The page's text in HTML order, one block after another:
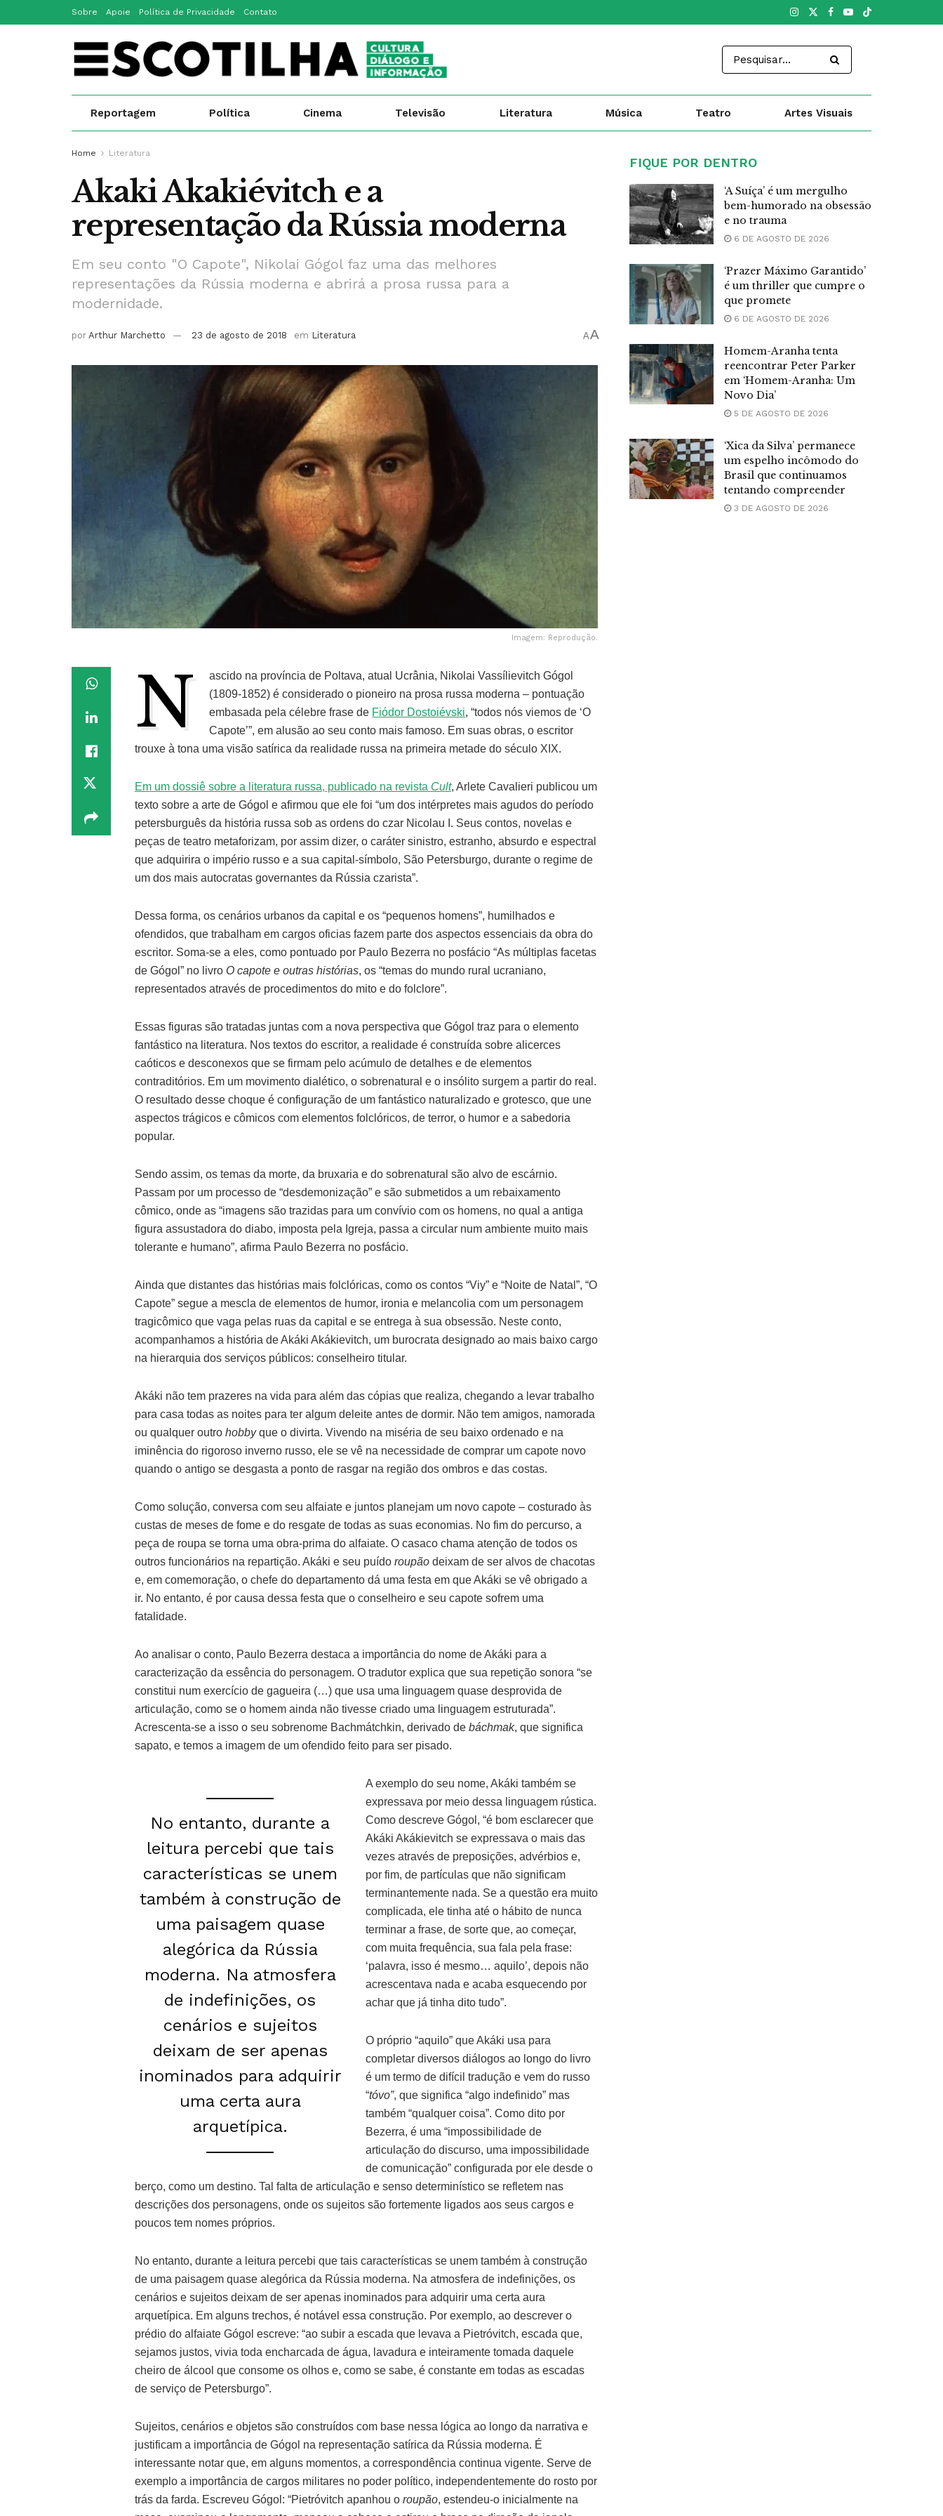
Sobre Apoie Política de Privacidade Contato
Reportagem Política Cinema Televisão Literatura Música Teatro Artes Visuais
Home Literatura
Akaki Akakiévitch e a
representação da Rússia moderna
Em seu conto "O Capote", Nikolai Gógol faz uma das melhores
representações da Rússia moderna e abrirá a prosa russa para a
modernidade.
por Arthur Marchetto 23 de agosto de 2018 em Literatura AA
Imagem: Reprodução.
N
ascido na província de Poltava, atual Ucrânia, Nikolai Vassílievitch Gógol
(1809-1852) é considerado o pioneiro na prosa russa moderna – pontuação
embasada pela célebre frase de Fiódor Dostoiévski, “todos nós viemos de ‘O
Capote’”, em alusão ao seu conto mais famoso. Em suas obras, o escritor
trouxe à tona uma visão satírica da realidade russa na primeira metade do século XIX.
Em um dossiê sobre a literatura russa, publicado na revista Cult, Arlete Cavalieri publicou um
texto sobre a arte de Gógol e afirmou que ele foi “um dos intérpretes mais agudos do período
petersburguês da história russa sob as ordens do czar Nicolau I. Seus contos, novelas e
peças de teatro metaforizam, por assim dizer, o caráter sinistro, estranho, absurdo e espectral
que adquirira o império russo e a sua capital-símbolo, São Petersburgo, durante o regime de
um dos mais autocratas governantes da Rússia czarista”.
Dessa forma, os cenários urbanos da capital e os “pequenos homens”, humilhados e
ofendidos, que trabalham em cargos oficias fazem parte dos aspectos essenciais da obra do
escritor. Soma-se a eles, como pontuado por Paulo Bezerra no posfácio “As múltiplas facetas
de Gógol” no livro O capote e outras histórias, os “temas do mundo rural ucraniano,
representados através de procedimentos do mito e do folclore”.
Essas figuras são tratadas juntas com a nova perspectiva que Gógol traz para o elemento
fantástico na literatura. Nos textos do escritor, a realidade é construída sobre alicerces
caóticos e desconexos que se firmam pelo acúmulo de detalhes e de elementos
contraditórios. Em um movimento dialético, o sobrenatural e o insólito surgem a partir do real.
O resultado desse choque é configuração de um fantástico naturalizado e grotesco, que une
aspectos trágicos e cômicos com elementos folclóricos, de terror, o humor e a sabedoria
popular.
Sendo assim, os temas da morte, da bruxaria e do sobrenatural são alvo de escárnio.
Passam por um processo de “desdemonização” e são submetidos a um rebaixamento
cômico, onde as “imagens são trazidas para um convívio com os homens, no qual a antiga
figura assustadora do diabo, imposta pela Igreja, passa a circular num ambiente muito mais
tolerante e humano”, afirma Paulo Bezerra no posfácio.
Ainda que distantes das histórias mais folclóricas, como os contos “Viy” e “Noite de Natal”, “O
Capote” segue a mescla de elementos de humor, ironia e melancolia com um personagem
tragicômico que vaga pelas ruas da capital e se entrega à sua obsessão. Neste conto,
acompanhamos a história de Akáki Akákievitch, um burocrata designado ao mais baixo cargo
na hierarquia dos serviços públicos: conselheiro titular.
Akáki não tem prazeres na vida para além das cópias que realiza, chegando a levar trabalho
para casa todas as noites para ter algum deleite antes de dormir. Não tem amigos, namorada
ou qualquer outro hobbyque o divirta. Vivendo na miséria de seu baixo ordenado e na
iminência do rigoroso inverno russo, ele se vê na necessidade de comprar um capote novo
quando o antigo se desgasta a ponto de rasgar na região dos ombros e das costas.
Como solução, conversa com seu alfaiate e juntos planejam um novo capote – costurado às
custas de meses de fome e do resgate de todas as suas economias. No fim do percurso, a
peça de roupa se torna uma obra-prima do alfaiate. O casaco chama atenção de todos os
outros funcionários na repartição. Akáki e seu puído roupão deixam de ser alvos de chacotas
e, em comemoração, o chefe do departamento dá uma festa em que Akáki se vê obrigado a
ir. No entanto, é por causa dessa festa que o conselheiro e seu capote sofrem uma
fatalidade.
Ao analisar o conto, Paulo Bezerra destaca a importância do nome de Akáki para a
caracterização da essência do personagem. O tradutor explica que sua repetição sonora “se
constitui num exercício de gagueira (…) que usa uma linguagem quase desprovida de
articulação, como se o homem ainda não tivesse criado uma linguagem estruturada”.
Acrescenta-se a isso o seu sobrenome Bachmátchkin, derivado de báchmak, que significa
sapato, e temos a imagem de um ofendido feito para ser pisado.
No entanto, durante a
leitura percebi que tais
características se unem
também à construção de
uma paisagem quase
alegórica da Rússia
moderna. Na atmosfera
de indefinições, os
cenários e sujeitos
deixam de ser apenas
inominados para adquirir
uma certa aura
arquetípica.
A exemplo do seu nome, Akáki também se
expressava por meio dessa linguagem rústica.
Como descreve Gógol, “é bom esclarecer que
Akáki Akákievitch se expressava o mais das
vezes através de preposições, advérbios e,
por fim, de partículas que não significam
terminantemente nada. Se a questão era muito
complicada, ele tinha até o hábito de nunca
terminar a frase, de sorte que, ao começar,
com muita frequência, sua fala pela frase:
‘palavra, isso é mesmo… aquilo’, depois não
acrescentava nada e acaba esquecendo por
achar que já tinha dito tudo”.
O próprio “aquilo” que Akáki usa para
completar diversos diálogos ao longo do livro
é um termo de difícil tradução e vem do russo
“tóvo”, que significa “algo indefinido” mas
também “qualquer coisa”. Como dito por
Bezerra, é uma “impossibilidade de
articulação do discurso, uma impossibilidade
de comunicação” configurada por ele desde o
berço, como um destino. Tal falta de articulação e senso determinístico se refletem nas
descrições dos personagens, onde os sujeitos são fortemente ligados aos seus cargos e
poucos tem nomes próprios.
No entanto, durante a leitura percebi que tais características se unem também à construção
de uma paisagem quase alegórica da Rússia moderna. Na atmosfera de indefinições, os
cenários e sujeitos deixam de ser apenas inominados para adquirir uma certa aura
arquetípica. Em alguns trechos, é notável essa construção. Por exemplo, ao descrever o
prédio do alfaiate Gógol escreve: “ao subir a escada que levava a Pietróvitch, escada que,
sejamos justos, vivia toda encharcada de água, lavadura e inteiramente tomada daquele
cheiro de álcool que consome os olhos e, como se sabe, é constante em todas as escadas
de serviço de Petersburgo”.
Sujeitos, cenários e objetos são construídos com base nessa lógica ao longo da narrativa e
justificam a importância de Gógol na representação satírica da Rússia moderna. É
interessante notar que, em alguns momentos, a correspondência continua vigente. Serve de
exemplo a importância de cargos militares no poder político, independentemente do rosto por
trás da farda. Escreveu Gógol: “Pietróvitch apanhou o roupão, estendeu-o inicialmente na
FIQUE POR DENTRO
‘A Suíça’ é um mergulho
bem-humorado na obsessão
e no trauma
6 DE AGOSTO DE 2026
‘Prazer Máximo Garantido’
é um thriller que cumpre o
que promete
6 DE AGOSTO DE 2026
Homem-Aranha tenta
reencontrar Peter Parker
em ‘Homem-Aranha: Um
Novo Dia’
5 DE AGOSTO DE 2026
‘Xica da Silva’ permanece
um espelho incômodo do
Brasil que continuamos
tentando compreender
3 DE AGOSTO DE 2026